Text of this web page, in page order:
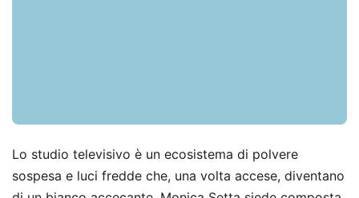
Lo studio televisivo è un ecosistema di polvere
sospesa e luci fredde che, una volta accese, diventano